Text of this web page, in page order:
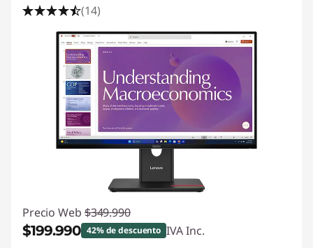
(14)
Precio Web $349.990
$199.990 42% de descuento IVA Inc.